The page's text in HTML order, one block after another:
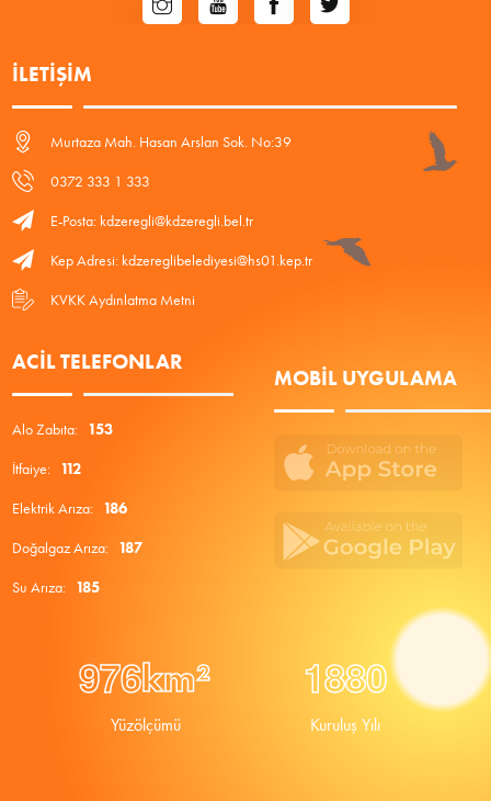
İLETIŞIM
Murtaza Mah. Hasan Arslan Sok. No:39
0372 333 1 333
E-Posta: kdzeregli@kdzeregli.bel.tr
Kep Adresi: kdzereglibelediyesi@hs01.kep.tr
KVKK Aydınlatma Metni
ACIL TELEFONLAR
Alo Zabıta: 153
İtfaiye: 112
Elektrik Arıza: 186
Doğalgaz Arıza: 187
Su Arıza: 185
MOBIL UYGULAMA
976km²
Yüzölçümü
1880
Kuruluş Yılı